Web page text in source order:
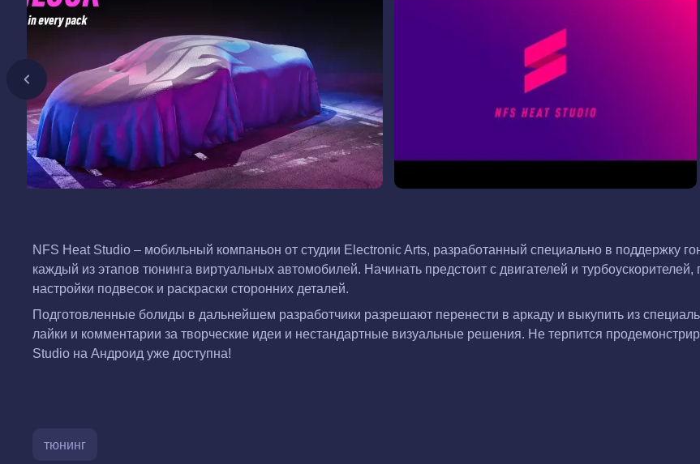
NFS Heat Studio – мобильный компаньон от студии Electronic Arts, разработанный специально в поддержку
каждый из этапов тюнинга виртуальных автомобилей. Начинать предстоит с двигателей и
настройки подвесок и раскраски сторонних деталей.
Подготовленные болиды в дальнейшем разработчики разрешают перенести в аркаду и выкупить из
лайки и комментарии за творческие идеи и нестандартные визуальные решения. Не терпится
Studio на Андроид уже доступна!
тюнинг